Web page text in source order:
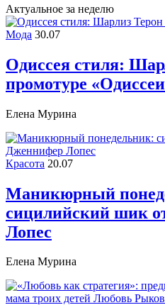
Актуальное за неделю
Мода 30.07
Одиссея стиля:
промотуре
Елена Мурина
Красота 20.07
Маникюрный
сицилийский шик
Лопес
Елена Мурина